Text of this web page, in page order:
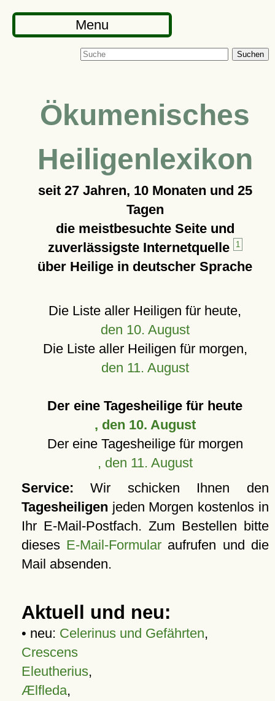
Menu
Suchen
Ökumenisches
Heiligenlexikon
seit 27 Jahren, 10 Monaten und 25
Tagen
die meistbesuchte Seite und
zuverlässigste Internetquelle
1
über Heilige in deutscher Sprache
Die Liste aller Heiligen für heute,
den 10. August
Die Liste aller Heiligen für morgen,
den 11. August
Der eine Tagesheilige für heute
, den 10. August
Der eine Tagesheilige für morgen
, den 11. August
Service: Wir schicken Ihnen den
Tagesheiligen jeden Morgen kostenlos in
Ihr E-Mail-Postfach. Zum Bestellen bitte
dieses E-Mail-Formular aufrufen und die
Mail absenden.
Aktuell und neu:
• neu: Celerinus und Gefährten,
Crescens
Eleutherius,
Ælfleda,